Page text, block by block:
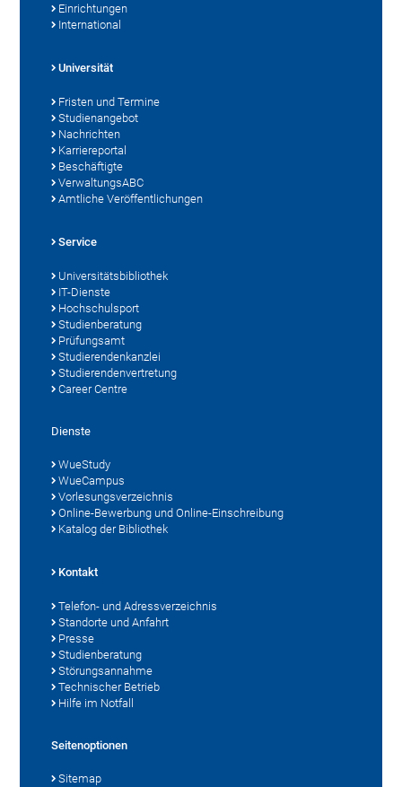
Einrichtungen
International
Universität
Fristen und Termine
Studienangebot
Nachrichten
Karriereportal
Beschäftigte
VerwaltungsABC
Amtliche Veröffentlichungen
Service
Universitätsbibliothek
IT-Dienste
Hochschulsport
Studienberatung
Prüfungsamt
Studierendenkanzlei
Studierendenvertretung
Career Centre
Dienste
WueStudy
WueCampus
Vorlesungsverzeichnis
Online-Bewerbung und Online-Einschreibung
Katalog der Bibliothek
Kontakt
Telefon- und Adressverzeichnis
Standorte und Anfahrt
Presse
Studienberatung
Störungsannahme
Technischer Betrieb
Hilfe im Notfall
Seitenoptionen
Sitemap